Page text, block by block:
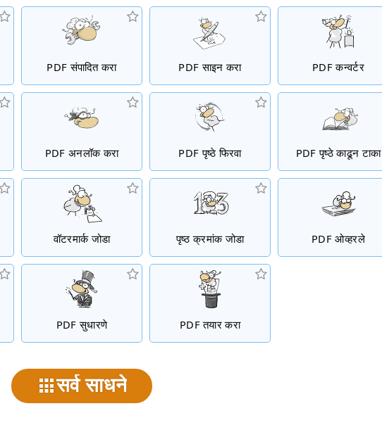
PDF संपादित करा PDF साइन करा PDF कन्वर्टर
PDF अनलॉक करा PDF पृष्ठे फिरवा PDF पृष्ठे काढून टाका
वॉटरमार्क जोडा पृष्ठ क्रमांक जोडा PDF ओव्हरले
PDF सुधारणे PDF तयार करा
सर्व साधने